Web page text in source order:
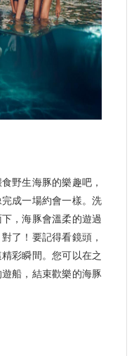
野生海豚的樂趣吧，
成一場約會一樣。洗
，海豚會溫柔的遊過
了！要記得看鏡頭，
彩瞬間。您可以在之
船，結束歡樂的海豚